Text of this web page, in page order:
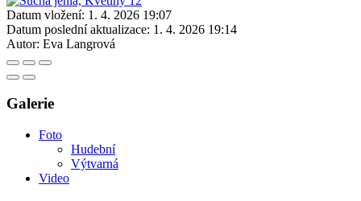
Datum vložení: 1. 4. 2026 19:07
Datum poslední aktualizace: 1. 4. 2026 19:14
Autor: Eva Langrová
Galerie
Foto
Hudební
Výtvarná
Video